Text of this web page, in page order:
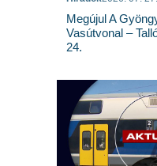
Megújul A
Vasútvonal –
24.